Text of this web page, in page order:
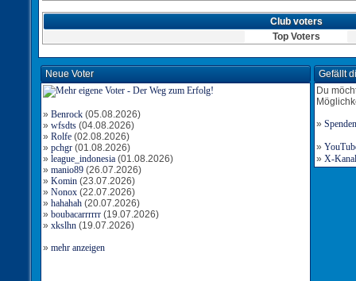
Club voters
Top Voters
Neue Voter
» Benrock (05.08.2026)
» wfsdts (04.08.2026)
» Rolfe (02.08.2026)
» pchgr (01.08.2026)
» league_indonesia (01.08.2026)
» manio89 (26.07.2026)
» Komin (23.07.2026)
» Nonox (22.07.2026)
» hahahah (20.07.2026)
» boubacarrrrrr (19.07.2026)
» xkslhn (19.07.2026)
» mehr anzeigen
Gefällt
Du
» Spenden
»
» X-